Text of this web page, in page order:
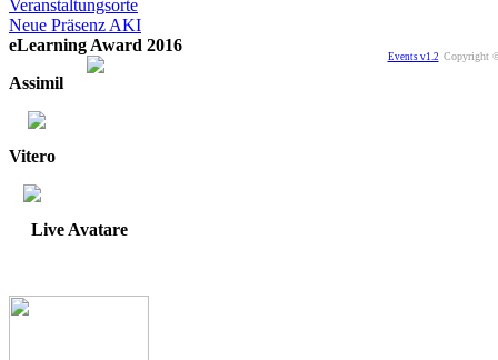
Veranstaltungsorte
Neue Präsenz AKI
eLearning Award 2016
Assimil
Vitero
Live Avatare
Events v1.2 Copyright